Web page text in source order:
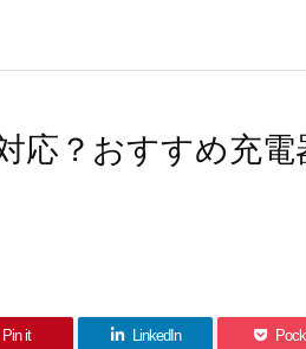
応？おすすめ充電
Pin it LinkedIn